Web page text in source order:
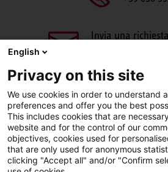
Invia una
Facebook LinkedIn
English
Privacy on this site
We use cookies in order to understand
preferences and offer you the best
This includes cookies that are
website and for the control of our
objectives, cookies used for
that are only used for anonymous
clicking "Accept all" and/or "Confirm